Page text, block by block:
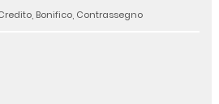
Bonifico, Contrassegno